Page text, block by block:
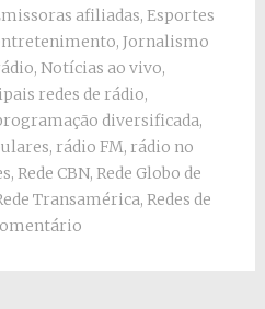
afiliadas, Esportes
, Jornalismo
, Notícias ao vivo,
redes de rádio,
diversificada,
, rádio FM, rádio no
, Rede CBN, Rede Globo de
Transamérica, Redes de